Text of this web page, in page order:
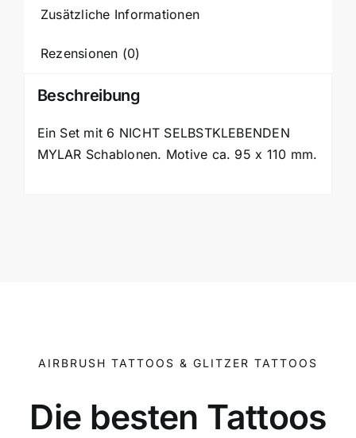
Zusätzliche Informationen
Rezensionen (0)
Beschreibung
Ein Set mit 6 NICHT SELBSTKLEBENDEN
MYLAR Schablonen. Motive ca. 95 x 110 mm.
AIRBRUSH TATTOOS & GLITZER TATTOOS
Die besten Tattoos